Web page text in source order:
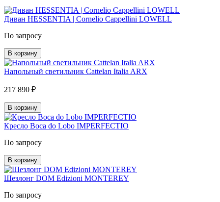
Диван HESSENTIA | Cornelio Cappellini LOWELL
По запросу
В корзину
Напольный светильник Cattelan Italia ARX
217 890 ₽
В корзину
Кресло Boca do Lobo IMPERFECTIO
По запросу
В корзину
Шезлонг DOM Edizioni MONTEREY
По запросу